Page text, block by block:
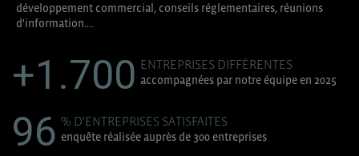
développement commercial, conseils réglementaires, réunions
d'information....
+1.700 ENTREPRISES DIFFÉRENTES
accompagnées par notre équipe en 2025
96 % D'ENTREPRISES SATISFAITES
enquête réalisée auprès de 300 entreprises